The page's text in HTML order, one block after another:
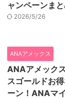
ャンペーンま
2026/5/26
ANAアメックス
ANAアメック
スゴールドお
ーン！ANAマ